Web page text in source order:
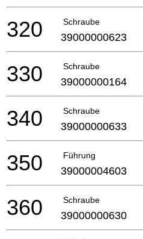
Schraube
320 39000000623
Schraube
330 39000000164
Schraube
340 39000000633
Führung
350 39000004603
Schraube
360 39000000630